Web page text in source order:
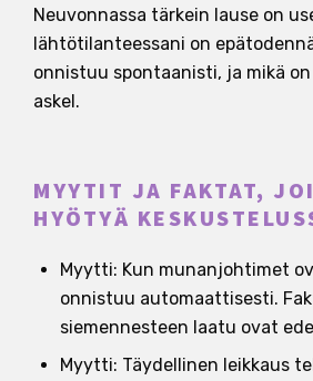
Neuvonnassa tärkein lause on
lähtötilanteessani on
onnistuu spontaanisti, ja mikä
askel.
MYYTIT JA FAKTAT,
HYÖTYÄ
Myytti: Kun munanjohtimet
onnistuu automaattisesti.
siemennesteen laatu ovat
Myytti: Täydellinen leikkaus